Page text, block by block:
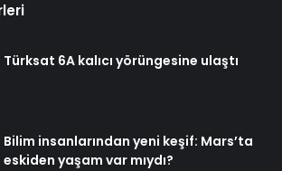
Türksat 6A kalıcı yörüngesine ulaştı
Bilim insanlarından yeni keşif: Mars’ta
eskiden yaşam var mıydı?